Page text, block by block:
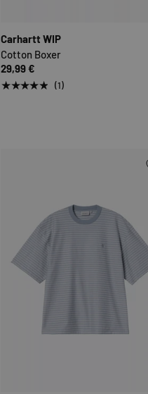
Carhartt WIP
Cotton Boxer
29,99 €
★★★★★ (1)